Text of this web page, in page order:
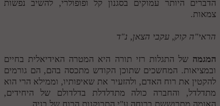
הדברים היותר עמוקים בסגנון קל ופופולרי, להשיב נפשות
צמאות.
הראי"ה קוק, עקבי הצאן, נ"ד
המגמהשל התגלות רזי תורה היא המטרה האידיאלית בחיים
ובמציאות. המחשכים שתוכן הקודש מתכסה בהם, הם גורמים
להקטין את רוח האדם, ולהזעיר את שאיפותיו, וממילא הרי הוא
מתדלדל, והחברה כולה מתדלדלת בדלדולם של היחידים,
האומה מתרוששת ברוחה ע"י התרוקנות הרוח של בניה.